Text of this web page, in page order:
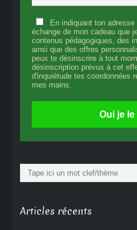
En indiquant ton
échange de mon cadeau que
contenus pédagogiques, des
ainsi que des offres
peux te désinscrire à tout
désinscription prévus à cet
d'inquiétude tes coordonnées
mes mains.
Oui je
Rechercher
Articles récents